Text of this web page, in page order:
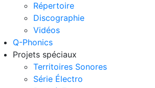
Répertoire
Discographie
Vidéos
Q-Phonics
Projets spéciaux
Territoires Sonores
Série Électro